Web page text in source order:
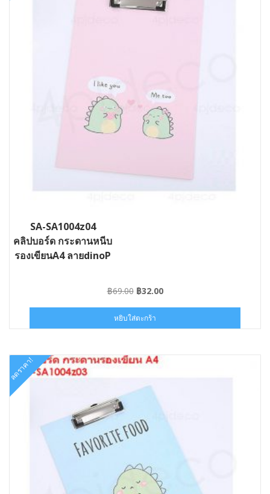
SA-SA1004z04
คลิปบอร์ด กระดานหนีบ
รองเขียนA4 ลายdinoP
฿69.00 Original
was:
฿69.00.
฿32.00Current
฿32.00.
หยิบใส่ตะกร้า
ลดราคา!